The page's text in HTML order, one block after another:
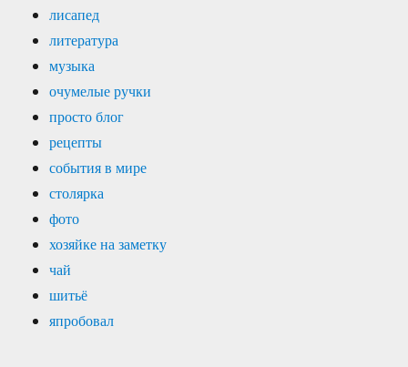
лисапед
литература
музыка
очумелые ручки
просто блог
рецепты
события в мире
столярка
фото
хозяйке на заметку
чай
шитьё
япробовал